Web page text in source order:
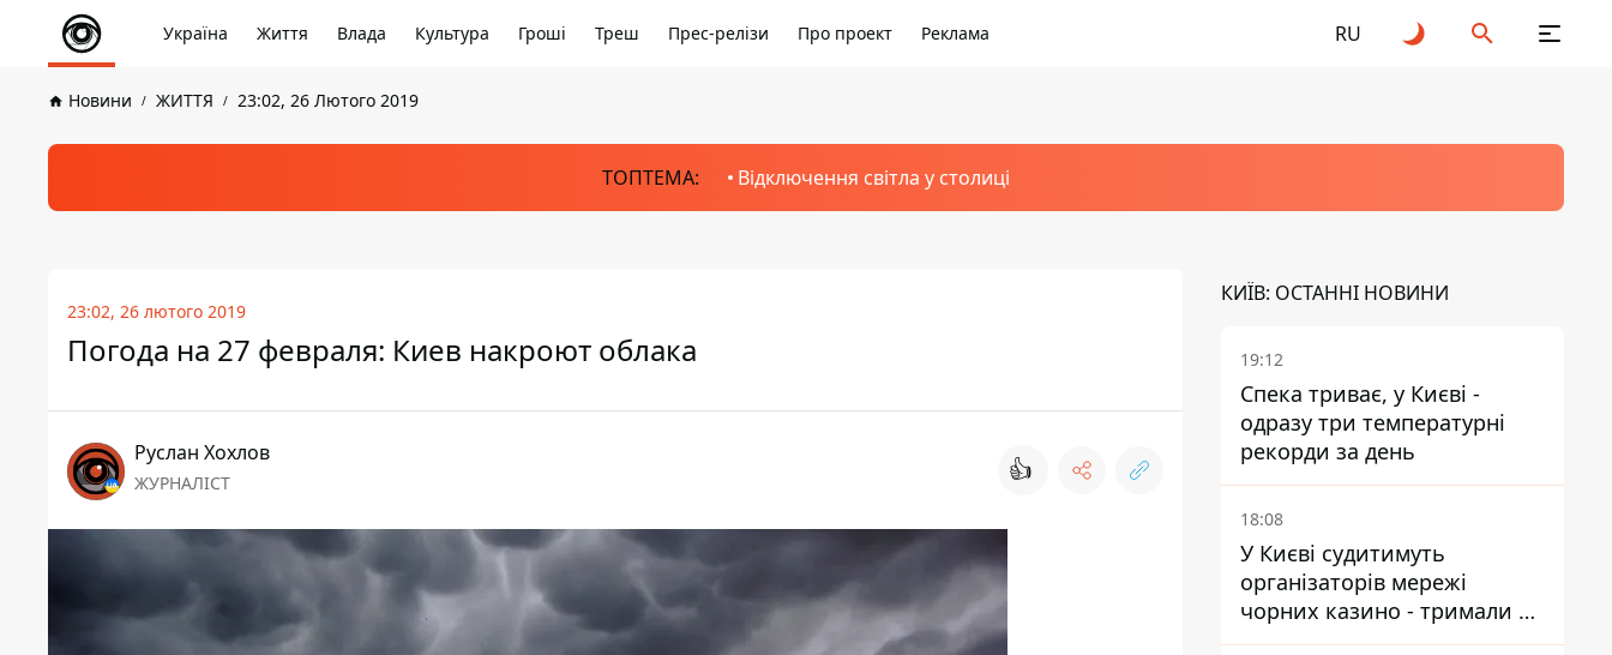
Україна Життя Влада Культура Гроші Треш Прес-релізи Про проект Реклама RU
Новини ЖИТТЯ 23:02, 26 Лютого 2019
ТОПТЕМА: Відключення світла у столиці
23:02, 26 лютого 2019
Погода на 27 февраля: Киев накроют облака
Руслан Хохлов
ЖУРНАЛІСТ 👍
КИЇВ: ОСТАННІ НОВИНИ
19:12
Спека триває, у Києві -
одразу три температурні
рекорди за день
18:08
У Києві судитимуть
організаторів мережі
чорних казино - тримали 39
закладів